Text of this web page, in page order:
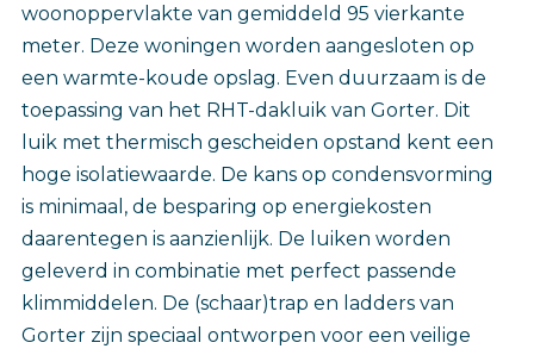
woonoppervlakte van gemiddeld 95 vierkante
meter. Deze woningen worden aangesloten op
een warmte-koude opslag. Even duurzaam is de
toepassing van het RHT-dakluik van Gorter. Dit
luik met thermisch gescheiden opstand kent een
hoge isolatiewaarde. De kans op condensvorming
is minimaal, de besparing op energiekosten
daarentegen is aanzienlijk. De luiken worden
geleverd in combinatie met perfect passende
klimmiddelen. De (schaar)trap en ladders van
Gorter zijn speciaal ontworpen voor een veilige